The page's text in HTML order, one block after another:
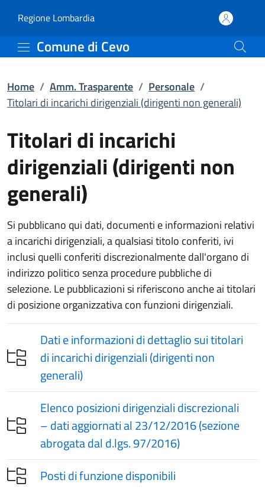
Titolari di incarichi
Regione Lombardia(apre in un'altra scheda).
Comune di Cevo
Home / Amm. Trasparente / Personale /
Titolari di incarichi dirigenziali (dirigenti non generali)
Titolari di incarichi
dirigenziali (dirigenti non
generali)
Si pubblicano qui dati, documenti e informazioni relativi
a incarichi dirigenziali, a qualsiasi titolo conferiti, ivi
inclusi quelli conferiti discrezionalmente dall'organo di
indirizzo politico senza procedure pubbliche di
selezione. Le pubblicazioni si riferiscono anche ai titolari
di posizione organizzativa con funzioni dirigenziali.
Dati e informazioni di dettaglio sui titolari
di incarichi dirigenziali (dirigenti non
generali)
Elenco posizioni dirigenziali discrezionali
– dati aggiornati al 23/12/2016 (sezione
abrogata dal d.lgs. 97/2016)
Posti di funzione disponibili